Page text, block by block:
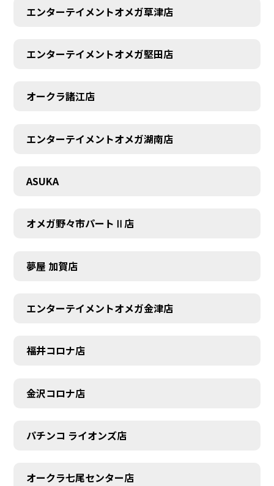
エンターテイメントオメガ草津店
エンターテイメントオメガ堅田店
オークラ諸江店
エンターテイメントオメガ湖南店
ASUKA
オメガ野々市パートⅡ店
夢屋 加賀店
エンターテイメントオメガ金津店
福井コロナ店
金沢コロナ店
パチンコ ライオンズ店
オークラ七尾センター店